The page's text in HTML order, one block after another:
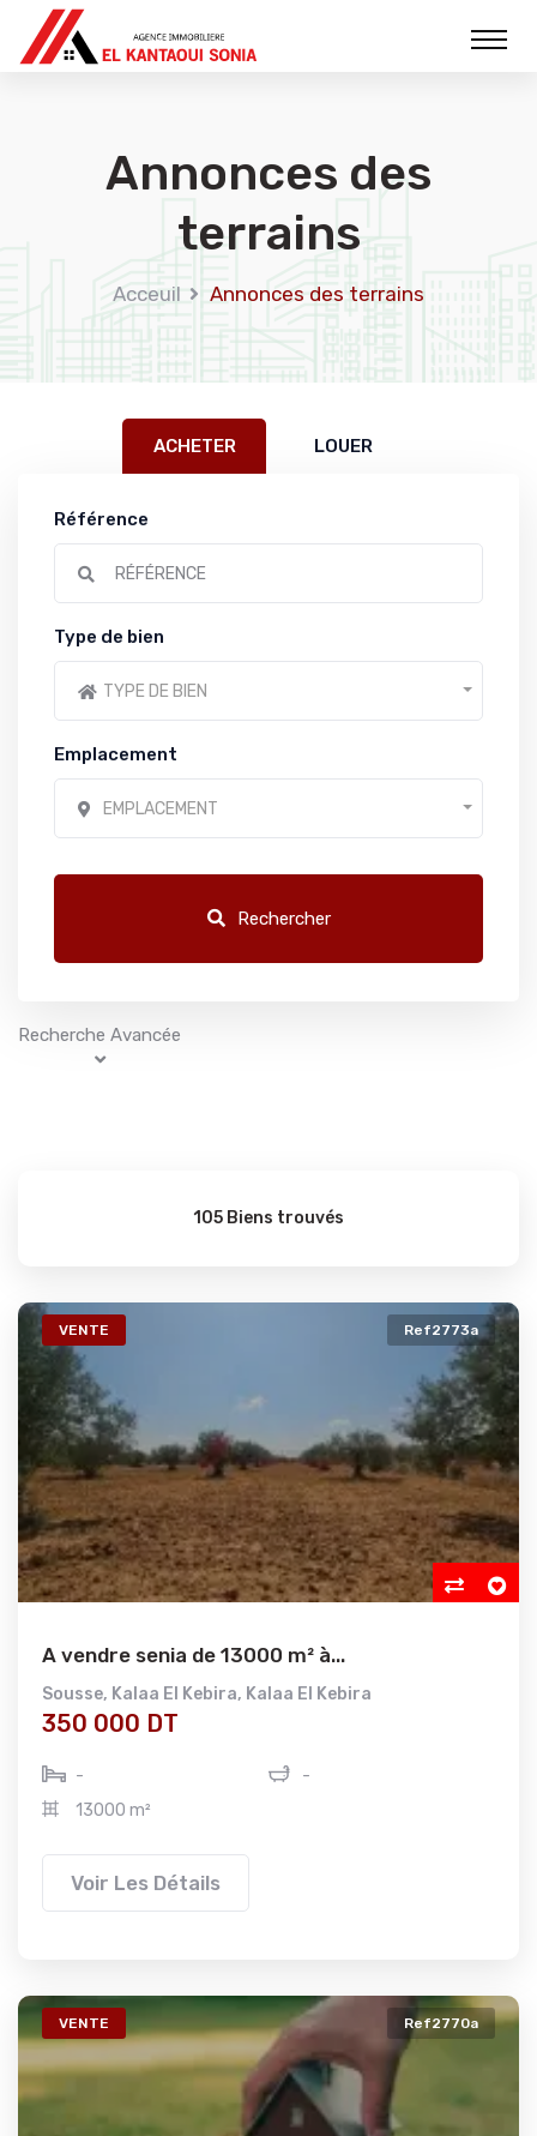
Annonces des
terrains
Acceuil Annonces des terrains
ACHETER LOUER
Référence
Type de bien
TYPE DE BIEN
Emplacement
EMPLACEMENT
Rechercher
Recherche Avancée
105 Biens trouvés
VENTE Ref2773a
A vendre senia de 13000 m² à...
Sousse, Kalaa El Kebira, Kalaa El Kebira
350 000 DT
-
-
13000 m²
Voir Les Détails
VENTE Ref2770a